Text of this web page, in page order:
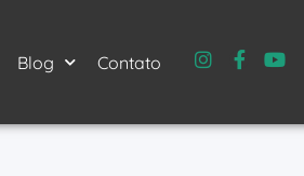
Blog Contato